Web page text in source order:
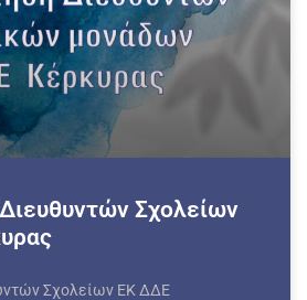
Σχολείων
Σχολείων ΕΚ ΔΔΕ